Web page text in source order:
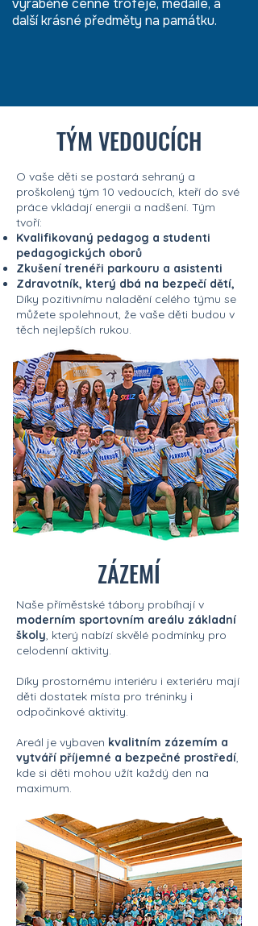
vyráběné cenné trofeje, medaile, a
další krásné předměty na památku.
TÝM VEDOUCÍCH
O vaše děti se postará sehraný a
proškolený tým 10 vedoucích, kteří do své
práce vkládají energii a nadšení. Tým
tvoří:
Kvalifikovaný pedagog a studenti
pedagogických oborů
Zkušení trenéři parkouru a asistenti
Zdravotník, který dbá na bezpečí dětí,
Díky pozitivnímu naladění celého týmu se
můžete spolehnout, že vaše děti budou v
těch nejlepších rukou.
ZÁZEMÍ
Naše příměstské tábory probíhají v
moderním sportovním areálu základní
školy, který nabízí skvělé podmínky pro
celodenní aktivity.
Díky prostornému interiéru i exteriéru mají
děti dostatek místa pro tréninky i
odpočinkové aktivity.
Areál je vybaven kvalitním zázemím a
vytváří příjemné a bezpečné prostředí,
kde si děti mohou užít každý den na
maximum.